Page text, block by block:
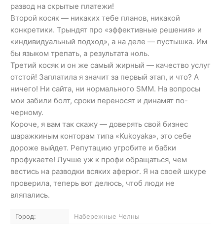
развод на скрытые платежи!
Второй косяк — никаких тебе планов, никакой
конкретики. Трындят про «эффективные решения» и
«индивидуальный подход», а на деле — пустышка. Им
бы языком трепать, а результата ноль.
Третий косяк и он же самый жирный — качество услуг
отстой! Заплатила я значит за первый этап, и что? А
ничего! Ни сайта, ни нормального SMM. На вопросы
мои забили болт, сроки переносят и динамят по-
черному.
Короче, я вам так скажу — доверять свой бизнес
шаражкиным конторам типа «Kukoyaka», это себе
дороже выйдет. Репутацию угробите и бабки
профукаете! Лучше уж к профи обращаться, чем
вестись на разводки всяких аферюг. Я на своей шкуре
проверила, теперь вот делюсь, чтоб люди не
вляпались.
Город: Набережные Челны